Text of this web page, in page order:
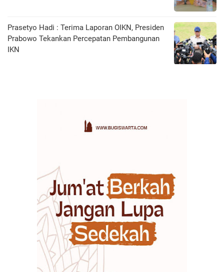
Prasetyo Hadi : Terima Laporan OIKN, Presiden
Prabowo Tekankan Percepatan Pembangunan
IKN